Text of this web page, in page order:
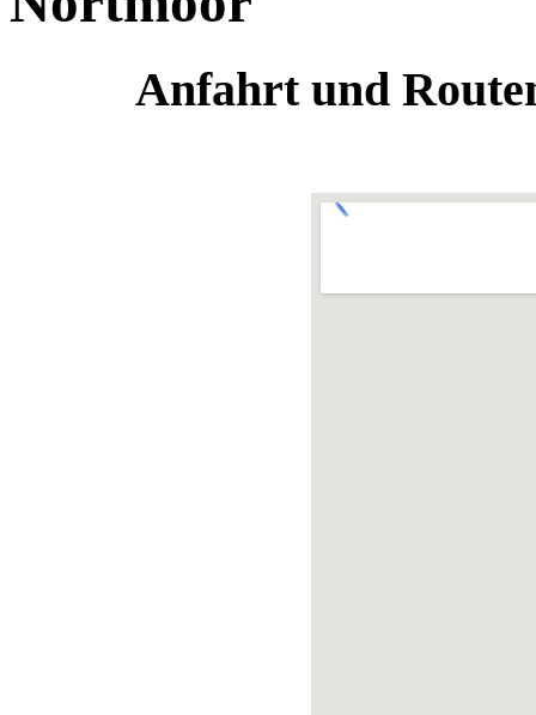
Anfahrt und